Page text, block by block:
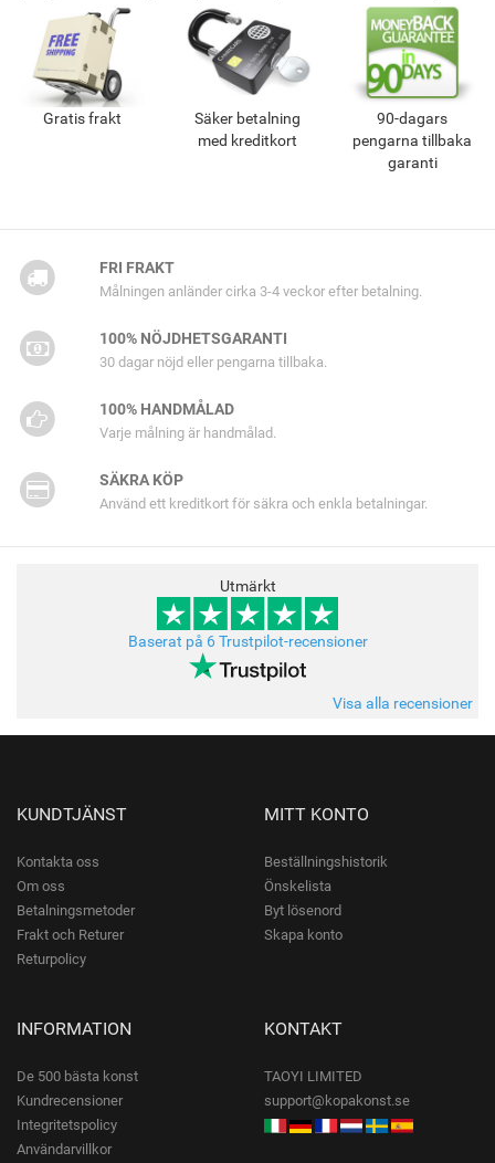
Gratis frakt
Säker betalning
med kreditkort
90-dagars
pengarna tillbaka
garanti
FRI FRAKT
Målningen anländer cirka 3-4 veckor efter betalning.
100% NÖJDHETSGARANTI
30 dagar nöjd eller pengarna tillbaka.
100% HANDMÅLAD
Varje målning är handmålad.
SÄKRA KÖP
Använd ett kreditkort för säkra och enkla betalningar.
Utmärkt
Baserat på 6 Trustpilot-recensioner
Visa alla recensioner
KUNDTJÄNST
Kontakta oss
Om oss
Betalningsmetoder
Frakt och Returer
Returpolicy
MITT KONTO
Beställningshistorik
Önskelista
Byt lösenord
Skapa konto
INFORMATION
De 500 bästa konst
Kundrecensioner
Integritetspolicy
Användarvillkor
KONTAKT
TAOYI LIMITED
support@kopakonst.se